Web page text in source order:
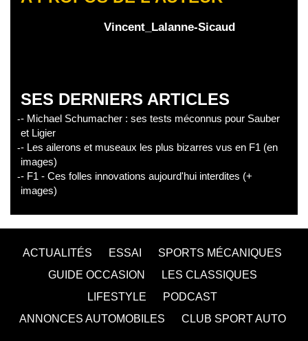
Vincent_Lalanne-Sicaud
SES DERNIERS ARTICLES
- Michael Schumacher : ses tests méconnus pour Sauber
et Ligier
- Les ailerons et museaux les plus bizarres vus en F1 (en
images)
- F1 - Ces folles innovations aujourd'hui interdites (+
images)
ACTUALITÉS ESSAI
SPORTS MÉCANIQUES
GUIDE OCCASION
LES CLASSIQUES
LIFESTYLE
PODCAST
ANNONCES AUTOMOBILES
CLUB SPORT AUTO